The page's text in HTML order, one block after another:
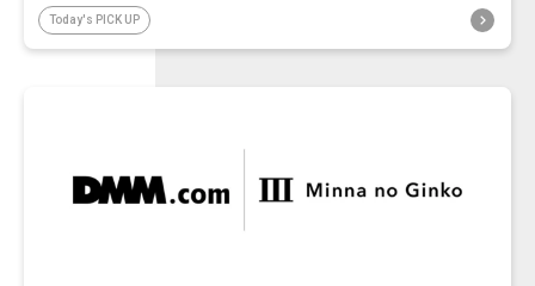
Today's PICK UP